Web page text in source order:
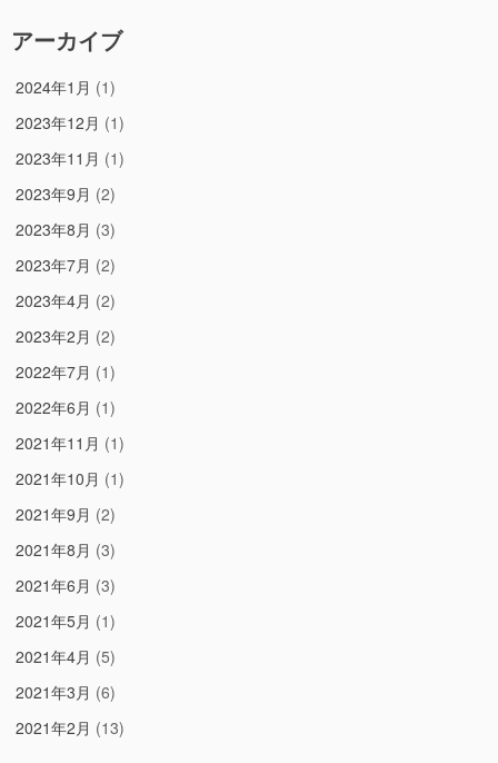
アーカイブ
2024年1月 (1)
2023年12月 (1)
2023年11月 (1)
2023年9月 (2)
2023年8月 (3)
2023年7月 (2)
2023年4月 (2)
2023年2月 (2)
2022年7月 (1)
2022年6月 (1)
2021年11月 (1)
2021年10月 (1)
2021年9月 (2)
2021年8月 (3)
2021年6月 (3)
2021年5月 (1)
2021年4月 (5)
2021年3月 (6)
2021年2月 (13)